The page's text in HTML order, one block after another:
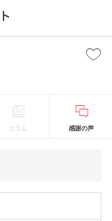
コラム 感謝の声